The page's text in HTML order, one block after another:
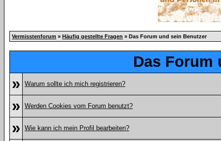
Vermisstenforum » Häufig gestellte Fragen » Das Forum und sein Benutzer
Das Forum
»
Warum sollte ich mich registrieren?
» Werden Cookies vom Forum benutzt?
» Wie kann ich mein Profil bearbeiten?